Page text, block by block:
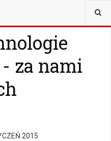
za nami
2015